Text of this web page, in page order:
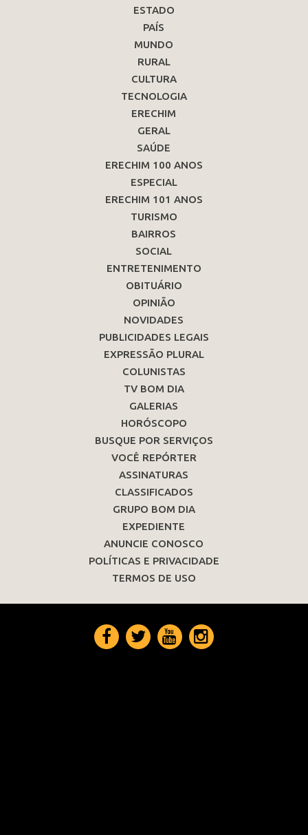
ESTADO
PAÍS
MUNDO
RURAL
CULTURA
TECNOLOGIA
ERECHIM
GERAL
SAÚDE
ERECHIM 100 ANOS
ESPECIAL
ERECHIM 101 ANOS
TURISMO
BAIRROS
SOCIAL
ENTRETENIMENTO
OBITUÁRIO
OPINIÃO
NOVIDADES
PUBLICIDADES LEGAIS
EXPRESSÃO PLURAL
COLUNISTAS
TV BOM DIA
GALERIAS
HORÓSCOPO
BUSQUE POR SERVIÇOS
VOCÊ REPÓRTER
ASSINATURAS
CLASSIFICADOS
GRUPO BOM DIA
EXPEDIENTE
ANUNCIE CONOSCO
POLÍTICAS E PRIVACIDADE
TERMOS DE USO